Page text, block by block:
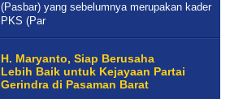
(Pasbar) yang sebelumnya merupakan kader
PKS (Par
H. Maryanto, Siap Berusaha
Lebih Baik untuk Kejayaan Partai
Gerindra di Pasaman Barat